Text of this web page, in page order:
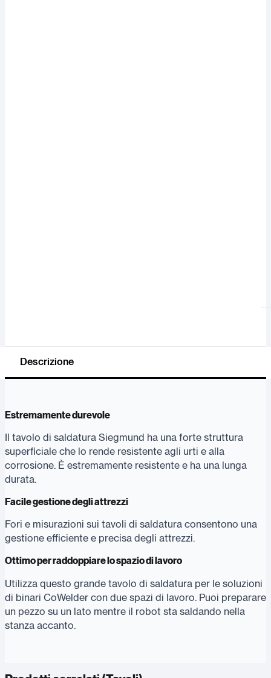
Descrizione
Estremamente durevole
Il tavolo di saldatura Siegmund ha una forte struttura
superficiale che lo rende resistente agli urti e alla
corrosione. È estremamente resistente e ha una lunga
durata.
Facile gestione degli attrezzi
Fori e misurazioni sui tavoli di saldatura consentono una
gestione efficiente e precisa degli attrezzi.
Ottimo per raddoppiare lo spazio di lavoro
Utilizza questo grande tavolo di saldatura per le soluzioni
di binari CoWelder con due spazi di lavoro. Puoi preparare
un pezzo su un lato mentre il robot sta saldando nella
stanza accanto.